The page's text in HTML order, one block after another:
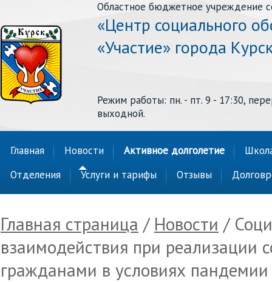
Областное бюджетное учреждение
«Центр социального
«Участие» города
Режим работы: пн. - пт. 9 - 17:30,
выходной.
Главная Новости Активное долголетие
Отделения
Услуги и тарифы Отзывы
Главная страница / Новости /
взаимодействия при
гражданами в условиях пандемии